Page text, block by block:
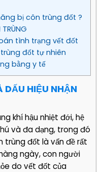
bị côn trùng đốt ?
tình trạng vết đốt
đốt tự nhiên
bằng y tế
DẤU HIỆU NHẬN
khí hậu nhiệt đới, hệ
và đa dạng, trong đó
trùng đốt là vấn đề rất
ngày, con người
do vết đốt của